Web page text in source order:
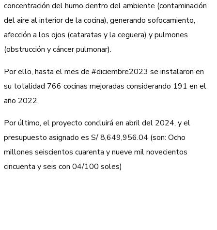
concentración del humo dentro del ambiente (contaminación
del aire al interior de la cocina), generando sofocamiento,
afección a los ojos (cataratas y la ceguera) y pulmones
(obstrucción y cáncer pulmonar).
Por ello, hasta el mes de #diciembre2023 se instalaron en
su totalidad 766 cocinas mejoradas considerando 191 en el
año 2022.
Por último, el proyecto concluirá en abril del 2024, y el
presupuesto asignado es S/ 8,649,956.04 (son: Ocho
millones seiscientos cuarenta y nueve mil novecientos
cincuenta y seis con 04/100 soles)